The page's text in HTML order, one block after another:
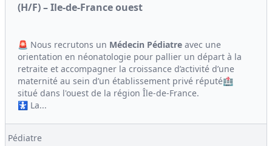
(H/F) – Ile-de-France ouest
🚨 Nous recrutons un Médecin Pédiatre avec une
orientation en néonatologie pour pallier un départ à la
retraite et accompagner la croissance d’activité d’une
maternité au sein d’un établissement privé réputé🏥
situé dans l'ouest de la région Île-de-France.
🚼 La...
Pédiatre